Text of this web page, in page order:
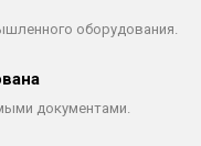
оборудования.
документами.